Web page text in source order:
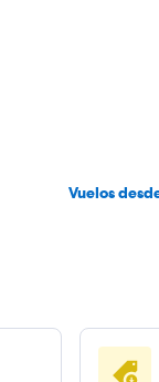
Vuelos